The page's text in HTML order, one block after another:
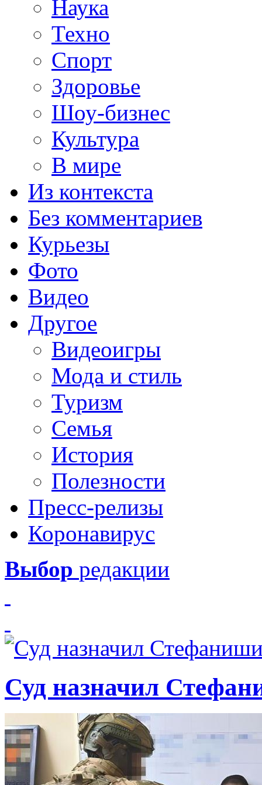
Наука
Техно
Спорт
Здоровье
Шоу-бизнес
Культура
В мире
Из контекста
Без комментариев
Курьезы
Фото
Видео
Другое
Видеоигры
Мода и стиль
Туризм
Семья
История
Полезности
Пресс-релизы
Коронавирус
Выбор редакции
Суд назначил